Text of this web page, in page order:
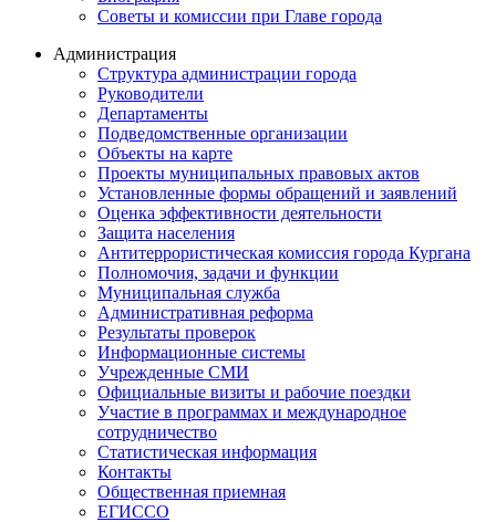
Советы и комиссии при Главе города
Администрация
Структура администрации города
Руководители
Департаменты
Подведомственные организации
Объекты на карте
Проекты муниципальных правовых актов
Установленные формы обращений и заявлений
Оценка эффективности деятельности
Защита населения
Антитеррористическая комиссия города Кургана
Полномочия, задачи и функции
Муниципальная служба
Административная реформа
Результаты проверок
Информационные системы
Учрежденные СМИ
Официальные визиты и рабочие поездки
Участие в программах и международное
сотрудничество
Статистическая информация
Контакты
Общественная приемная
ЕГИССО